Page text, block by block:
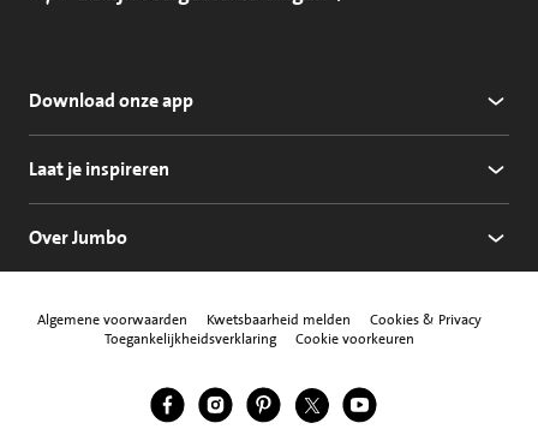
Download onze app
Laat je inspireren
Over Jumbo
Algemene voorwaarden Kwetsbaarheid melden
Cookies & Privacy
Toegankelijkheidsverklaring
Cookie voorkeuren
Volg ons
Jumbo Facebook
Jumbo Instagram
Jumbo Pinterest
Jumbo Twitter
Jumbo YouTube